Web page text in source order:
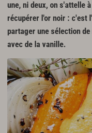
une, ni deux, on s'attelle à
récupérer l'or noir : c'est
partager une sélection
avec de la vanille.